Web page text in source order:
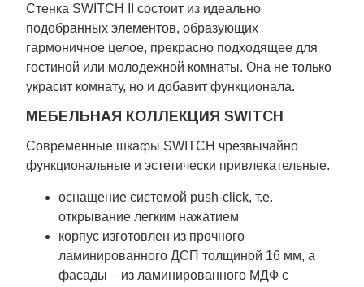
Стенка SWITCH II состоит из идеально
подобранных элементов, образующих
гармоничное целое, прекрасно подходящее для
гостиной или молодежной комнаты. Она не только
украсит комнату, но и добавит функционала.
МЕБЕЛЬНАЯ КОЛЛЕКЦИЯ SWITCH
Современные шкафы SWITCH чрезвычайно
функциональные и эстетически привлекательные.
оснащение системой push-click, т.е.
открывание легким нажатием
корпус изготовлен из прочного
ламинированного ДСП толщиной 16 мм, а
фасады – из ламинированного МДФ с